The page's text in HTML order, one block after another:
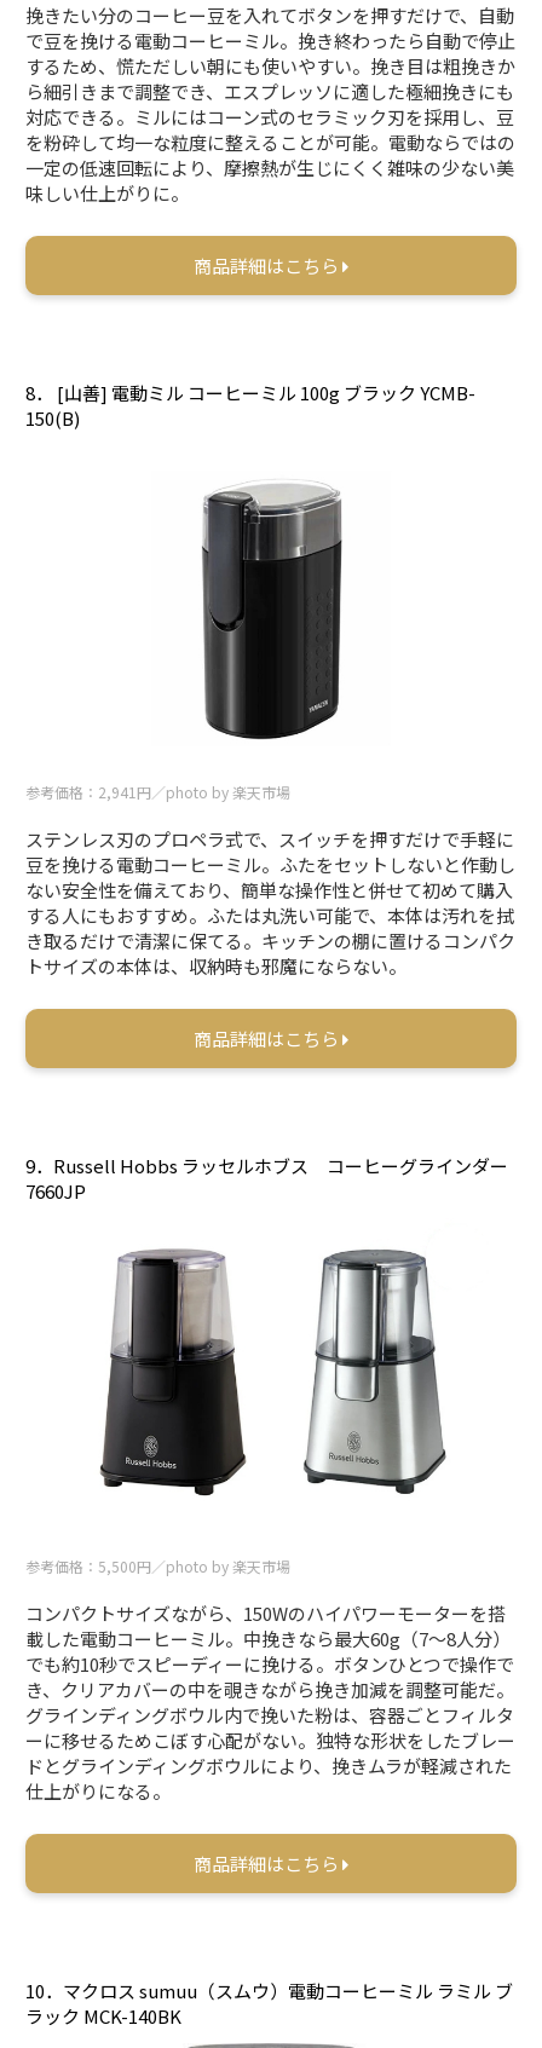
挽きたい分のコーヒー豆を入れてボタンを押すだけで、自動
で豆を挽ける電動コーヒーミル。挽き終わったら自動で停止
するため、慌ただしい朝にも使いやすい。挽き目は粗挽きか
ら細引きまで調整でき、エスプレッソに適した極細挽きにも
対応できる。ミルにはコーン式のセラミック刃を採用し、豆
を粉砕して均一な粒度に整えることが可能。電動ならではの
一定の低速回転により、摩擦熱が生じにくく雑味の少ない美
味しい仕上がりに。
商品詳細はこちら
8． [山善] 電動ミル コーヒーミル 100g ブラック YCMB-
150(B)
参考価格：2,941円／photo by 楽天市場
ステンレス刃のプロペラ式で、スイッチを押すだけで手軽に
豆を挽ける電動コーヒーミル。ふたをセットしないと作動し
ない安全性を備えており、簡単な操作性と併せて初めて購入
する人にもおすすめ。ふたは丸洗い可能で、本体は汚れを拭
き取るだけで清潔に保てる。キッチンの棚に置けるコンパク
トサイズの本体は、収納時も邪魔にならない。
商品詳細はこちら
9．Russell Hobbs ラッセルホブス コーヒーグラインダー
7660JP
参考価格：5,500円／photo by 楽天市場
コンパクトサイズながら、150Wのハイパワーモーターを搭
載した電動コーヒーミル。中挽きなら最大60g（7～8人分）
でも約10秒でスピーディーに挽ける。ボタンひとつで操作で
き、クリアカバーの中を覗きながら挽き加減を調整可能だ。
グラインディングボウル内で挽いた粉は、容器ごとフィルタ
ーに移せるためこぼす心配がない。独特な形状をしたブレー
ドとグラインディングボウルにより、挽きムラが軽減された
仕上がりになる。
商品詳細はこちら
10．マクロス sumuu（スムウ）電動コーヒーミル ラミル ブ
ラック MCK-140BK